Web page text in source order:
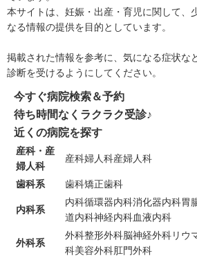
本サイトは、妊娠・出産・育児に関して、
なる情報の提供を目的としています。
掲載された情報を参考に、気になる症状な
診断を受けるようにしてください。
今すぐ病院検索＆予約
待ち時間なくラクラク受診♪
近くの病院を探す
産科・産
婦人科
産科婦人科産婦人科
歯科系 歯科矯正歯科
内科系
内科循環器内科消化器内科胃
道内科神経内科血液内科
外科系
外科整形外科脳神経外科リウ
科美容外科肛門外科